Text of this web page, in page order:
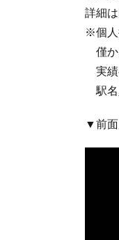
詳細
※個人
僅か
実績
駅名
▼前面